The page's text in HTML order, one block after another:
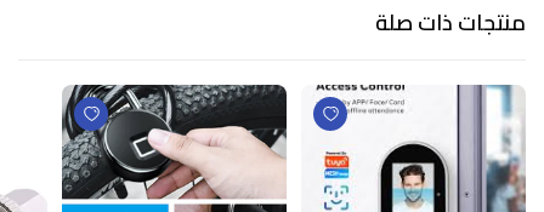
منتجات ذات صلة